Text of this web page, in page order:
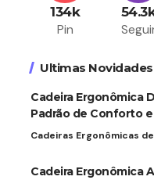
134k
Pin
Ultimas Novidades
Cadeira Ergonômica
Padrão de Conforto
Cadeiras Ergonômicas
Cadeira Ergonômica